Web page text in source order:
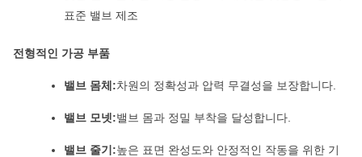
표준 밸브 제조
전형적인 가공 부품
밸브 몸체:차원의 정확성과 압력 무결성을 보장합니다.
밸브 모넷:밸브 몸과 정밀 부착을 달성합니다.
밸브 줄기:높은 표면 완성도와 안정적인 작동을 위한 기